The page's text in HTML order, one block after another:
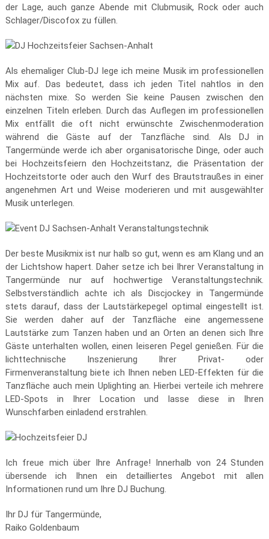
der Lage, auch ganze Abende mit Clubmusik, Rock oder auch
Schlager/Discofox zu füllen.
Als ehemaliger Club-DJ lege ich meine Musik im professionellen
Mix auf. Das bedeutet, dass ich jeden Titel nahtlos in den
nächsten mixe. So werden Sie keine Pausen zwischen den
einzelnen Titeln erleben. Durch das Auflegen im professionellen
Mix entfällt die oft nicht erwünschte Zwischenmoderation
während die Gäste auf der Tanzfläche sind. Als DJ in
Tangermünde werde ich aber organisatorische Dinge, oder auch
bei Hochzeitsfeiern den Hochzeitstanz, die Präsentation der
Hochzeitstorte oder auch den Wurf des Brautstraußes in einer
angenehmen Art und Weise moderieren und mit ausgewählter
Musik unterlegen.
Der beste Musikmix ist nur halb so gut, wenn es am Klang und an
der Lichtshow hapert. Daher setze ich bei Ihrer Veranstaltung in
Tangermünde nur auf hochwertige Veranstaltungstechnik.
Selbstverständlich achte ich als Discjockey in Tangermünde
stets darauf, dass der Lautstärkepegel optimal eingestellt ist.
Sie werden daher auf der Tanzfläche eine angemessene
Lautstärke zum Tanzen haben und an Orten an denen sich Ihre
Gäste unterhalten wollen, einen leiseren Pegel genießen. Für die
lichttechnische Inszenierung Ihrer Privat- oder
Firmenveranstaltung biete ich Ihnen neben LED-Effekten für die
Tanzfläche auch mein Uplighting an. Hierbei verteile ich mehrere
LED-Spots in Ihrer Location und lasse diese in Ihren
Wunschfarben einladend erstrahlen.
Ich freue mich über Ihre Anfrage! Innerhalb von 24 Stunden
übersende ich Ihnen ein detailliertes Angebot mit allen
Informationen rund um Ihre DJ Buchung.
Ihr DJ für Tangermünde,
Raiko Goldenbaum